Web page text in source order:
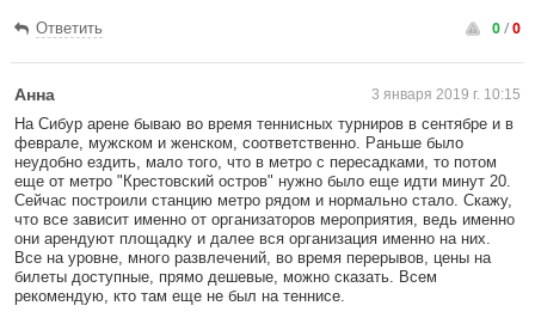
Ответить 0/0
Анна 3 января 2019 г. 10:15
На Сибур арене бываю во время теннисных турниров в сентябре и в
феврале, мужском и женском, соответственно. Раньше было
неудобно ездить, мало того, что в метро с пересадками, то потом
еще от метро "Крестовский остров" нужно было еще идти минут 20.
Сейчас построили станцию метро рядом и нормально стало. Скажу,
что все зависит именно от организаторов мероприятия, ведь именно
они арендуют площадку и далее вся организация именно на них.
Все на уровне, много развлечений, во время перерывов, цены на
билеты доступные, прямо дешевые, можно сказать. Всем
рекомендую, кто там еще не был на теннисе.